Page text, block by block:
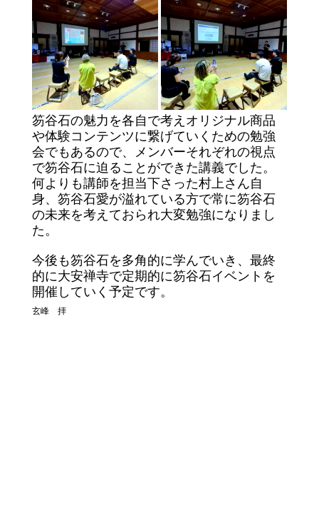
笏谷石の魅力を各自で考えオリジナル商品
や体験コンテンツに繋げていくための勉強
会でもあるので、メンバーそれぞれの視点
で笏谷石に迫ることができた講義でした。
何よりも講師を担当下さった村上さん自
身、笏谷石愛が溢れている方で常に笏谷石
の未来を考えておられ大変勉強になりまし
た。
今後も笏谷石を多角的に学んでいき、最終
的に大安禅寺で定期的に笏谷石イベントを
開催していく予定です。
玄峰 拝